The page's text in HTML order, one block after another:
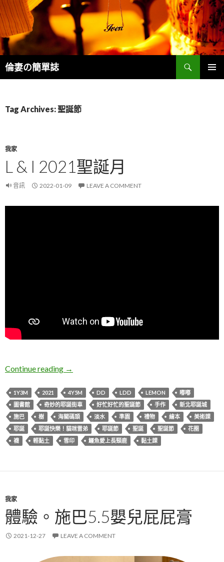
倫妻の簡單誌
Search
Tag Archives: 聖誕節
我家
L & I 2021聖誕月
音訊 2022-01-09 LEAVE A COMMENT
Continue reading L & I 2021聖誕月
→
1Y3M 2021 4Y5M DD LDD LEMON
嘟嘟
圖書館
奇妙的耶誕街車 好忙好忙的聖誕節 手作
新北耶誕城
施巴
樹 海關碼頭 淡水 準園 禮物 繪本
美術課
耶誕
耶誕快樂！貓咪雷弟 耶誕節 聖誕 聖誕節
花圈
襪
輕黏土 雪印 鱷魚愛上長頸鹿 黏土課
我家
體驗。施巴5.5嬰兒屁屁膏
2021-12-27 LEAVE A COMMENT